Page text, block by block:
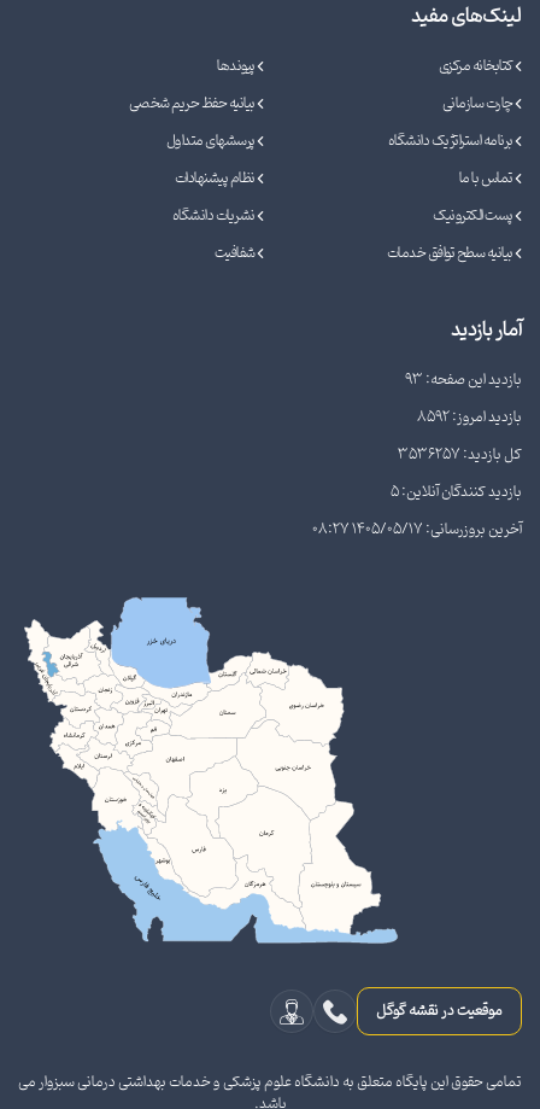
لینک‌های مفید
کتابخانه مرکزی
پیوندها
چارت سازمانی
بیانیه حفظ حریم شخصی
برنامه استراتژیک دانشگاه
پرسشهای متداول
تماس با ما
نظام پیشنهادات
پست الکترونیک
نشریات دانشگاه
بیانیه سطح توافق خدمات
شفافیت
آمار بازدید
بازدید این صفحه: 93
بازدید امروز: 8592
کل بازدید: 3536257
بازدید کنندگان آنلاین: 5
آخرین بروزرسانی: 1405/05/17 08:27
موقعیت در نقشه گوگل
تمامی حقوق این پایگاه متعلق به دانشگاه علوم پزشکی و خدمات بهداشتی درمانی سبزوار می